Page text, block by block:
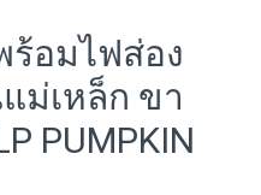
อมไฟส่อง
ม่เหล็ก ขา
PUMPKIN